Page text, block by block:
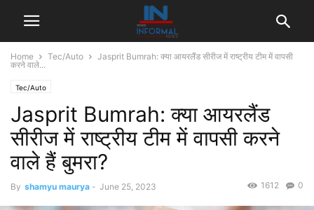
Home Tec/Auto
Jasprit Bumrah: क्या आयरलैंड सीरीज में राष्ट्रीय टीम में वापसी
करने वाले...
Tec/Auto
Jasprit Bumrah: क्या आयरलैंड
सीरीज में राष्ट्रीय टीम में वापसी करने
वाले हैं बुमरा?
By shamyu maurya - June 25, 2023 0
1612